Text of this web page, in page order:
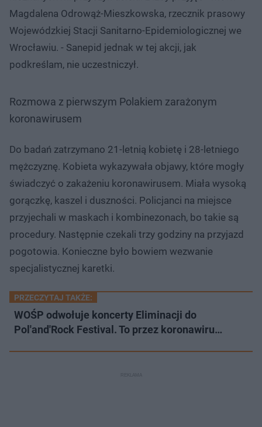
Magdalena Odrowąż-Mieszkowska, rzecznik prasowy
Wojewódzkiej Stacji Sanitarno-Epidemiologicznej we
Wrocławiu. - Sanepid jednak w tej akcji, jak
podkreślam, nie uczestniczył.
Rozmowa z pierwszym Polakiem zarażonym
koronawirusem
Do badań zatrzymano 21-letnią kobietę i 28-letniego
mężczyznę. Kobieta wykazywała objawy, które mogły
świadczyć o zakażeniu koronawirusem. Miała wysoką
gorączkę, kaszel i duszności. Policjanci na miejsce
przyjechali w maskach i kombinezonach, bo takie są
procedury. Następnie czekali trzy godziny na przyjazd
pogotowia. Konieczne było bowiem wezwanie
specjalistycznej karetki.
PRZECZYTAJ TAKŻE:
WOŚP odwołuje koncerty Eliminacji do
Pol'and'Rock Festival. To przez koronawiru…